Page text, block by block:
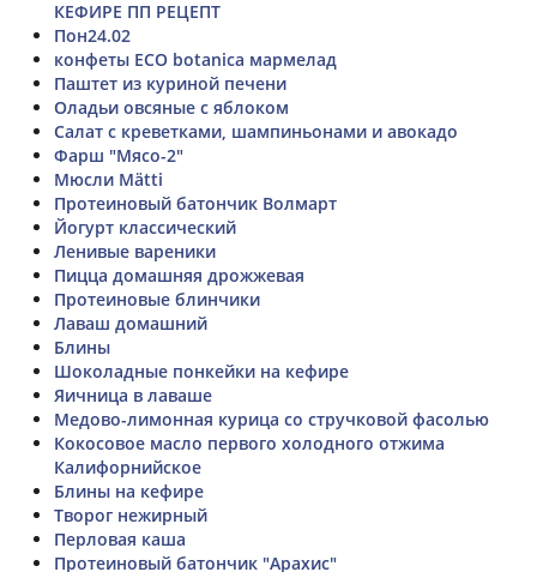
КЕФИРЕ ПП РЕЦЕПТ
Пон24.02
конфеты ECO botanica мармелад
Паштет из куриной печени
Оладьи овсяные с яблоком
Салат с креветками, шампиньонами и авокадо
Фарш "Мясо-2"
Мюсли Mätti
Протеиновый батончик Волмарт
Йогурт классический
Ленивые вареники
Пицца домашняя дрожжевая
Протеиновые блинчики
Лаваш домашний
Блины
Шоколадные понкейки на кефире
Яичница в лаваше
Медово-лимонная курица со стручковой фасолью
Кокосовое масло первого холодного отжима
Калифорнийское
Блины на кефире
Творог нежирный
Перловая каша
Протеиновый батончик "Арахис"